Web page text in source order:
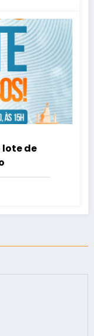
lote de